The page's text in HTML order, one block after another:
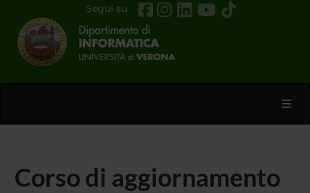
Segui su
Corso di aggiornamento